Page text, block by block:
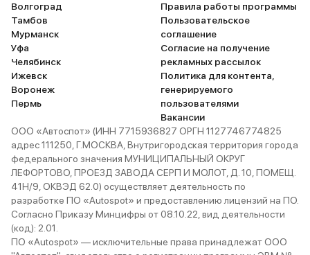
Волгоград
Тамбов
Мурманск
Уфа
Челябинск
Ижевск
Воронеж
Пермь
Правила работы программы
Пользовательское
соглашение
Согласие на получение
рекламных рассылок
Политика для контента,
генерируемого
пользователями
Вакансии
ООО «Автоспот» (ИНН 7715936827 ОРГН 1127746774825
адрес 111250, Г.МОСКВА, Внутригородская территория города
федерального значения МУНИЦИПАЛЬНЫЙ ОКРУГ
ЛЕФОРТОВО, ПРОЕЗД ЗАВОДА СЕРП И МОЛОТ, Д. 10, ПОМЕЩ.
41Н/9, ОКВЭД 62.0) осуществляет деятельность по
разработке ПО «Autospot» и предоставлению лицензий на ПО.
Согласно Приказу Минцифры от 08.10.22, вид деятельности
(код): 2.01.
ПО «Autospot» — исключительные права принадлежат ООО